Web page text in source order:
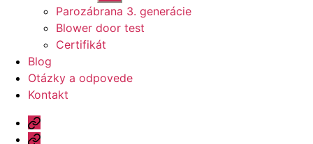
druhú
úroveň
navigácie
Parozábrana 3. generácie
Blower door test
Certifikát
Blog
Otázky a odpovede
Kontakt
Úvod
Ponuka